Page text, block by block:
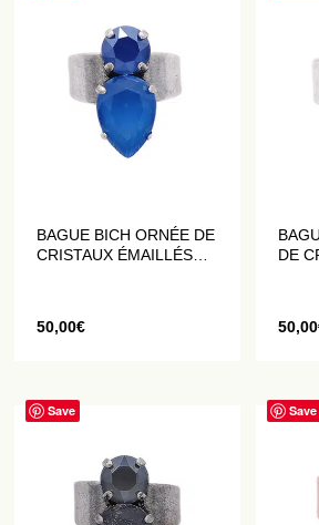
BAGUE BICH ORNÉE DE
CRISTAUX ÉMAILLÉS
50,00€
DE
50,00
Save Save